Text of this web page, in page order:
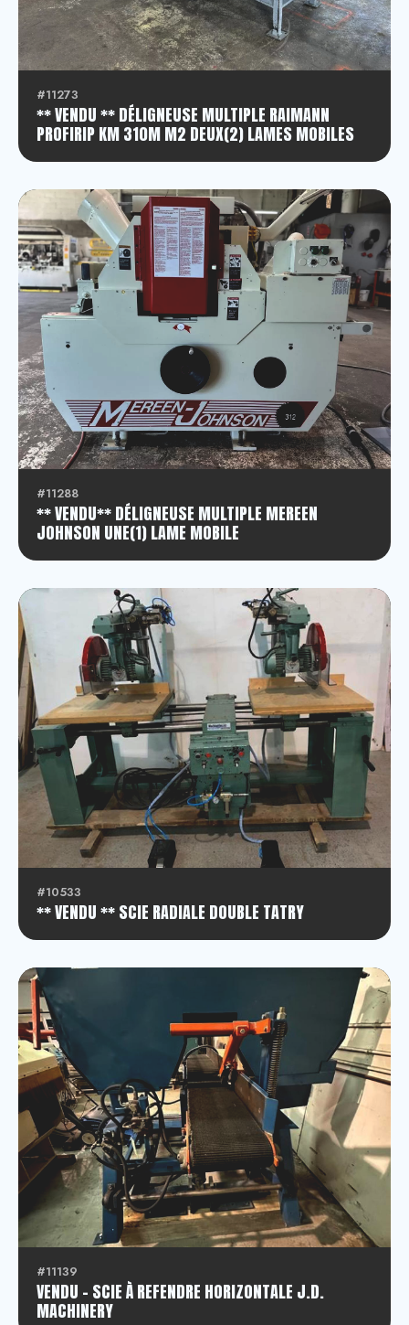
#11273
** VENDU ** DÉLIGNEUSE MULTIPLE RAIMANN
PROFIRIP KM 310M M2 DEUX(2) LAMES MOBILES
#11288
** VENDU** DÉLIGNEUSE MULTIPLE MEREEN
JOHNSON UNE(1) LAME MOBILE
#10533
** VENDU ** SCIE RADIALE DOUBLE TATRY
#11139
VENDU - SCIE À REFENDRE HORIZONTALE J.D.
MACHINERY